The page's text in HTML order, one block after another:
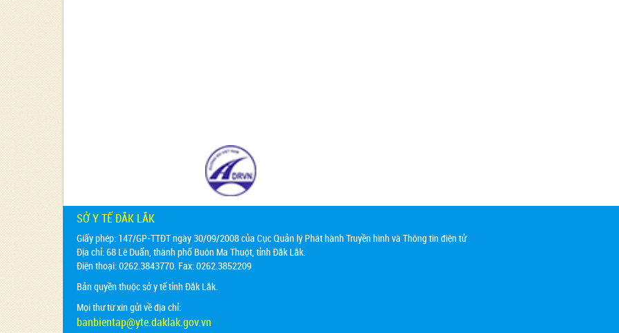
SỞ Y TẾ ĐẮK LẮK
Giấy phép: 147/GP-TTĐT ngày 30/09/2008 của Cục Quản lý Phát hành Truyền hình và Thông tin điện tử
Địa chỉ:68 Lê Duẩn, thành phố Buôn Ma Thuột, tỉnh Đắk Lắk.
Điện thoại: 0262.3843770. Fax: 0262.3852209
Bản quyền thuộc sở y tế tỉnh Đắk Lắk.
Mọi thư từ xin gửi về địa chỉ:
banbientap@yte.daklak.gov.vn